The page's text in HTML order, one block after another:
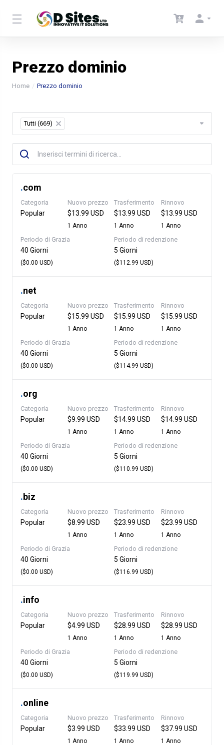
Prezzo dominio
Home Prezzo dominio
Tutti (669) ×
.com
Categoria
Popular
Nuovo prezzo
$13.99 USD
1 Anno
Trasferimento
$13.99 USD
1 Anno
Rinnovo
$13.99 USD
1 Anno
Periodo di Grazia
40 Giorni
($0.00 USD)
Periodo di redenzione
5 Giorni
($112.99 USD)
.net
Categoria
Popular
Nuovo prezzo
$15.99 USD
1 Anno
Trasferimento
$15.99 USD
1 Anno
Rinnovo
$15.99 USD
1 Anno
Periodo di Grazia
40 Giorni
($0.00 USD)
Periodo di redenzione
5 Giorni
($114.99 USD)
.org
Categoria
Popular
Nuovo prezzo
$9.99 USD
1 Anno
Trasferimento
$14.99 USD
1 Anno
Rinnovo
$14.99 USD
1 Anno
Periodo di Grazia
40 Giorni
($0.00 USD)
Periodo di redenzione
5 Giorni
($110.99 USD)
.biz
Categoria
Popular
Nuovo prezzo
$8.99 USD
1 Anno
Trasferimento
$23.99 USD
1 Anno
Rinnovo
$23.99 USD
1 Anno
Periodo di Grazia
40 Giorni
($0.00 USD)
Periodo di redenzione
5 Giorni
($116.99 USD)
.info
Categoria
Popular
Nuovo prezzo
$4.99 USD
1 Anno
Trasferimento
$28.99 USD
1 Anno
Rinnovo
$28.99 USD
1 Anno
Periodo di Grazia
40 Giorni
($0.00 USD)
Periodo di redenzione
5 Giorni
($119.99 USD)
.online
Categoria
Popular
Nuovo prezzo
$3.99 USD
1 Anno
Trasferimento
$33.99 USD
1 Anno
Rinnovo
$37.99 USD
1 Anno